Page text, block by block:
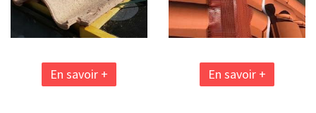
En savoir + En savoir +